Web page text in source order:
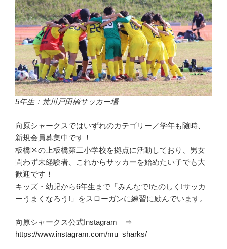
5年生：荒川戸田橋サッカー場
向原シャークスではいずれのカテゴリー／学年も随時、
新規会員募集中です！
板橋区の上板橋第二小学校を拠点に活動しており、男女
問わず未経験者、これからサッカーを始めたい子でも大
歓迎です！
キッズ・幼児から6年生まで「みんなで!たのしく!サッカ
ーうまくなろう!」をスローガンに練習に励んでいます。
向原シャークス公式Instagram ⇒
https://www.instagram.com/mu_sharks/